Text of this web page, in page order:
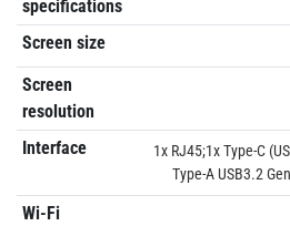
specifications
Screen size
Screen
resolution
Interface
1x RJ45;1x Type-C
Type-A USB3.2
Wi-Fi